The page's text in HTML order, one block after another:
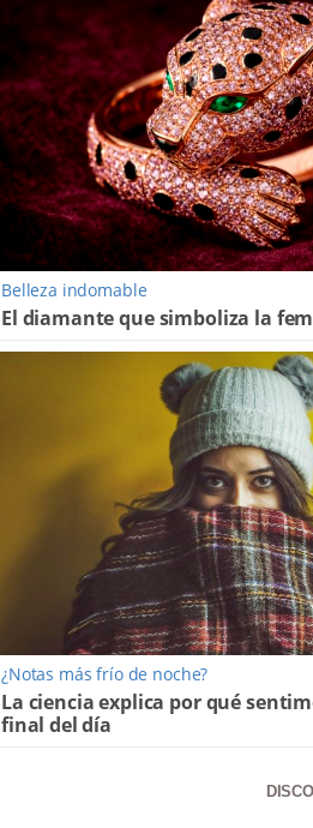
Belleza indomable
El diamante que simboliza la
¿Notas más frío de noche?
La ciencia explica por qué
final del día